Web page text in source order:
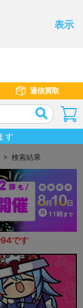
表示
通信買取
す
> 検索結果
62です